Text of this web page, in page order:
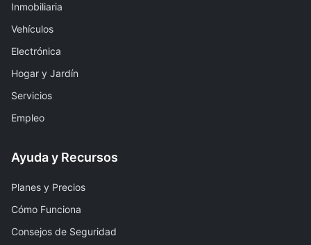
Inmobiliaria
Vehículos
Electrónica
Hogar y Jardín
Servicios
Empleo
Ayuda y Recursos
Planes y Precios
Cómo Funciona
Consejos de Seguridad